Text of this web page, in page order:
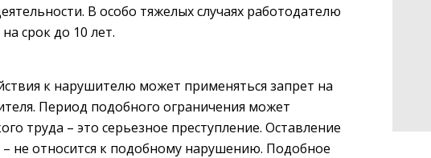
В особо тяжелых случаях работодателю
срок до 10 лет.
к нарушителю может применяться запрет на
Период подобного ограничения может
труда – это серьезное преступление. Оставление
не относится к подобному нарушению. Подобное